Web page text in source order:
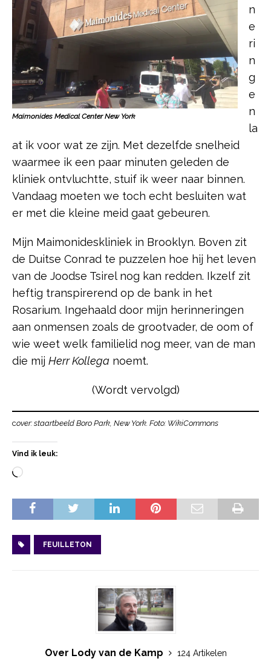
Maimonides Medical Center New York
n
e
ri
n
g
e
n
la
at ik voor wat ze zijn. Met dezelfde snelheid
waarmee ik een paar minuten geleden de
kliniek ontvluchtte, stuif ik weer naar binnen.
Vandaag moeten we toch echt besluiten wat
er met die kleine meid gaat gebeuren.
Mijn Maimonideskliniek in Brooklyn. Boven zit
de Duitse Conrad te puzzelen hoe hij het leven
van de Joodse Tsirel nog kan redden. Ikzelf zit
heftig transpirerend op de bank in het
Rosarium. Ingehaald door mijn herinneringen
aan onmensen zoals de grootvader, de oom of
wie weet welk familielid nog meer, van de man
die mij Herr Kollega noemt.
(Wordt vervolgd)
cover: staartbeeld Boro Park, New York. Foto: WikiCommons
Vind ik leuk:
FEUILLETON
Over Lody van de Kamp 124 Artikelen